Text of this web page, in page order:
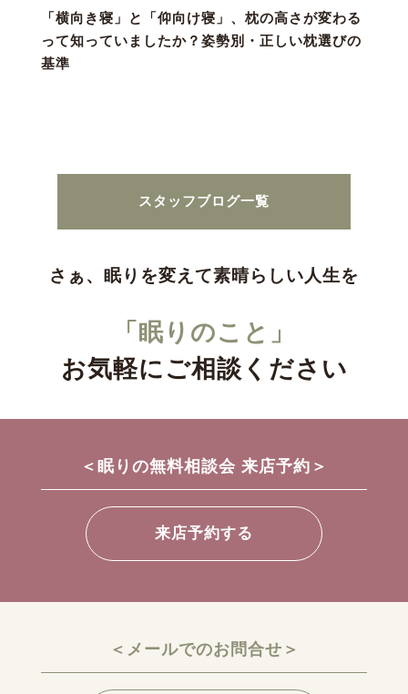
「横向き寝」と「仰向け寝」、枕の高さが変わる
って知っていましたか？姿勢別・正しい枕選びの
基準
スタッフブログ一覧
さぁ、眠りを変えて素晴らしい人生を
「眠りのこと」
お気軽にご相談ください
＜眠りの無料相談会 来店予約＞
来店予約する
＜メールでのお問合せ＞